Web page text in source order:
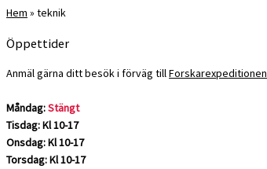
Hem » teknik
Öppettider
Anmäl gärna ditt besök i förväg tillForskarexpeditionen
Måndag:Stängt
Tisdag: Kl 10-17
Onsdag: Kl 10-17
Torsdag: Kl 10-17